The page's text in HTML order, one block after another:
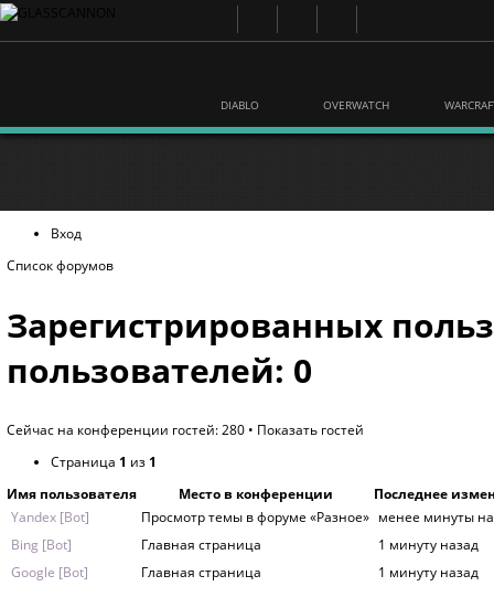
DIABLO OVERWATCH
Вход
Список форумов
Зарегистрированных
пользователей: 0
Сейчас на конференции гостей: 280 • Показать гостей
Страница 1 из 1
Имя пользователя
Место в конференции
Последнее
Yandex [Bot]
Просмотр темы в форуме «Разное» менее минуты
Bing [Bot]
Главная страница
1 минуту назад
Google [Bot]
Главная страница
1 минуту назад